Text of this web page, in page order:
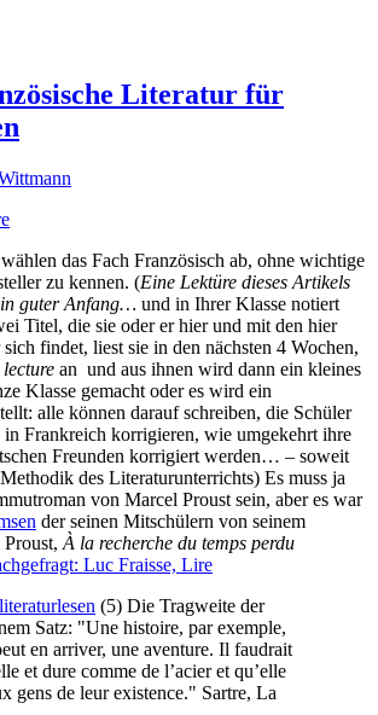
Literatur für
das Fach Französisch ab, ohne wichtige
zu kennen. (Eine Lektüre dieses Artikels
guter Anfang… und in Ihrer Klasse notiert
Titel, die sie oder er hier und mit den hier
findet, liest sie in den nächsten 4 Wochen,
an und aus ihnen wird dann ein kleines
Klasse gemacht oder es wird ein
alle können darauf schreiben, die Schüler
in Frankreich korrigieren, wie umgekehrt ihre
Freunden korrigiert werden… – soweit
des Literaturunterrichts) Es muss ja
von Marcel Proust sein, aber es war
der seinen Mitschülern von seinem
À la recherche du temps perdu
Luc Fraisse, Lire
(5) Die Tragweite der
Satz: "Une histoire, par exemple,
en arriver, une aventure. Il faudrait
et dure comme de l’acier et qu’elle
gens de leur existence." Sartre, La